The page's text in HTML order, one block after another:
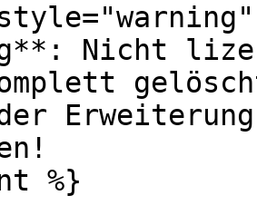
Nicht